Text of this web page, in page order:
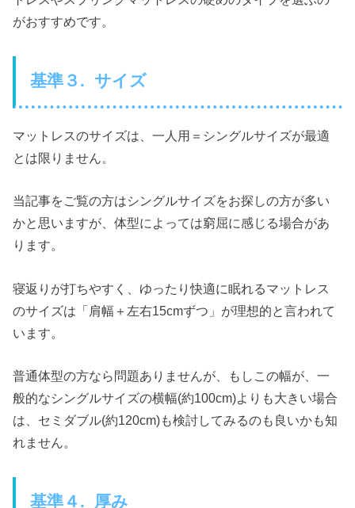
がおすすめです。
基準３. サイズ
マットレスのサイズは、一人用＝シングルサイズが最適
とは限りません。
当記事をご覧の方はシングルサイズをお探しの方が多い
かと思いますが、体型によっては窮屈に感じる場合があ
ります。
寝返りが打ちやすく、ゆったり快適に眠れるマットレス
のサイズは「肩幅＋左右15cmずつ」が理想的と言われて
います。
普通体型の方なら問題ありませんが、もしこの幅が、一
般的なシングルサイズの横幅(約100cm)よりも大きい場合
は、セミダブル(約120cm)も検討してみるのも良いかも知
れません。
基準４. 厚み